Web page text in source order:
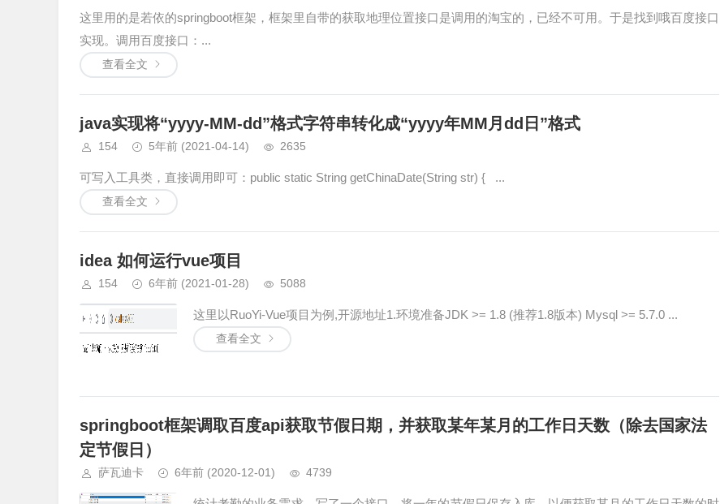
这里用的是若依的springboot框架，框架里自带的获取地理位置接口是调用的淘宝的，已经不可用。于是找到哦百度接口
实现。调用百度接口：...
查看全文
java实现将“yyyy-MM-dd”格式字符串转化成“yyyy年MM月dd日”格式
154 5年前 (2021-04-14) 2635
可写入工具类，直接调用即可：public static String getChinaDate(String str) { ...
查看全文
idea 如何运行vue项目
154 6年前 (2021-01-28) 5088
这里以RuoYi-Vue项目为例,开源地址1.环境准备JDK >= 1.8 (推荐1.8版本) Mysql >= 5.7.0 ...
查看全文
springboot框架调取百度api获取节假日期，并获取某年某月的工作日天数（除去国家法
定节假日）
萨瓦迪卡 6年前 (2020-12-01) 4739